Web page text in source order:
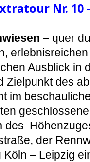
Nr. 10
– quer
Ausblick in
Zielpunkt des
im
des
der
– Leipzig